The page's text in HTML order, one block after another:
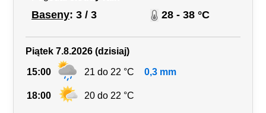
Baseny: 3 / 3 28 - 38 °C
Piątek 7.8.2026 (dzisiaj)
15:00 21 do 22 °C 0,3 mm
18:00 20 do 22 °C